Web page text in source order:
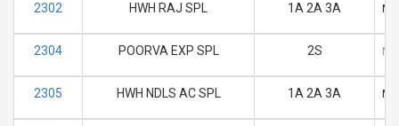
2302 HWH RAJ SPL 1A 2A 3A M
2304 POORVA EXP SPL 2S M
2305 HWH NDLS AC SPL 1A 2A 3A M